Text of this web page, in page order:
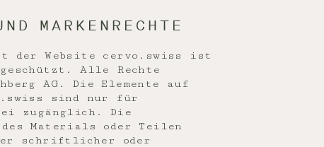
MARKENRECHTE
der Website cervo.swiss ist
Alle Rechte
AG. Die Elemente auf
sind nur für
zugänglich. Die
Materials oder Teilen
schriftlicher oder